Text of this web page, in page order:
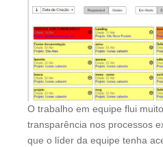
O trabalho em equipe flui
transparência nos processos
que o líder da equipe tenha